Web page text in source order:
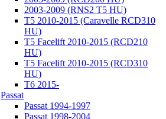
2003-2009 (RNS2 T5 HU)
T5 2010-2015 (Caravelle RCD310
HU)
T5 Facelift 2010-2015 (RCD210
HU)
T5 Facelift 2010-2015 (RCD310
HU)
T6 2015-
Passat
Passat 1994-1997
Passat 1998-2004